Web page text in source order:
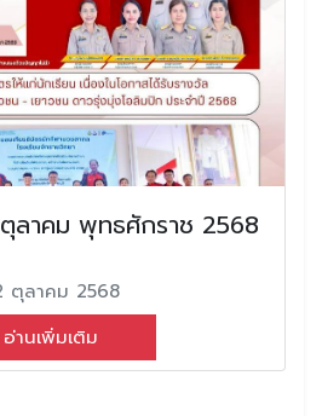
ลาคม พุทธศักราช 2568
ตุลาคม 2568
อ่านเพิ่มเติม